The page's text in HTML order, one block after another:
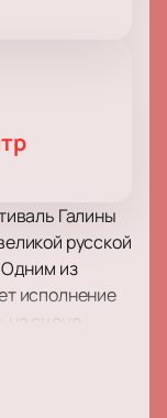
Галины
русской
из
исполнение
на сцене